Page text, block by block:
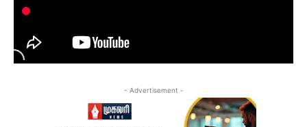
- Advertisement -